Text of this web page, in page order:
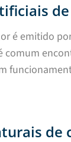
é emitido
comum
de